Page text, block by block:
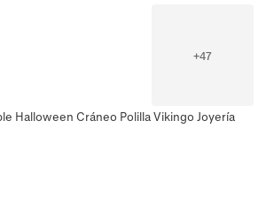
+47
Halloween Cráneo Polilla Vikingo Joyería